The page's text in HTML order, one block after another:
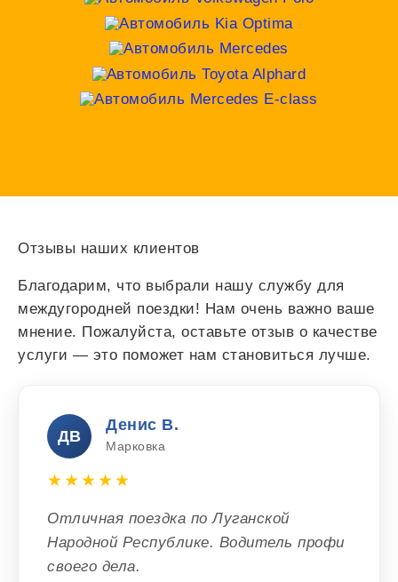
Отзывы наших клиентов
Благодарим, что выбрали нашу службу для
междугородней поездки! Нам очень важно ваше
мнение. Пожалуйста, оставьте отзыв о качестве
услуги — это поможет нам становиться лучше.
ДВ
Денис В.
Марковка
★★★★★
Отличная поездка по Луганской
Народной Республике. Водитель профи
своего дела.